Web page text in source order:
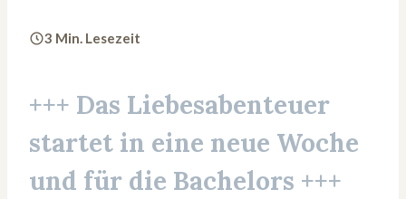
3 Min. Lesezeit
+++ Das Liebesabenteuer
startet in eine neue Woche
und für die Bachelors +++